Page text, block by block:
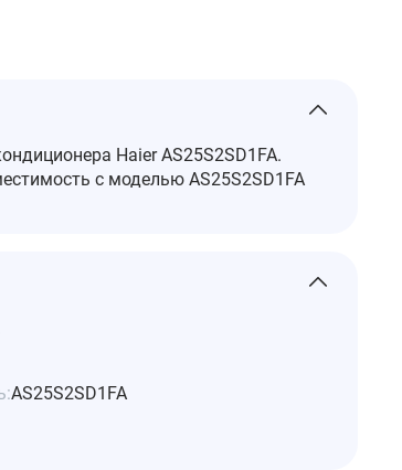
Haier AS25S2SD1FA.
с моделью AS25S2SD1FA
AS25S2SD1FA